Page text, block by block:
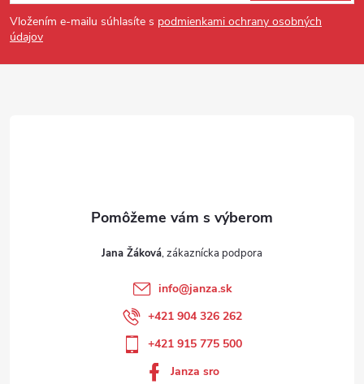
Vložením e-mailu súhlasíte s podmienkami ochrany osobných
údajov
Jana Žáková
info@janza.sk
+421 904 326 262
+421 915 775 500
Janza sro